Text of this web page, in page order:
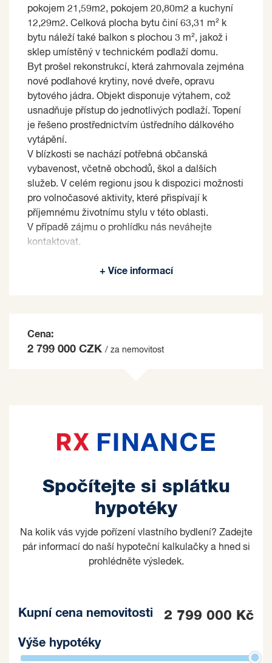
pokojem 21,59m2, pokojem 20,80m2 a kuchyní
12,29m2. Celková plocha bytu činí 63,31 m² k
bytu náleží také balkon s plochou 3 m², jakož i
sklep umístěný v technickém podlaží domu.
Byt prošel rekonstrukcí, která zahrnovala zejména
nové podlahové krytiny, nové dveře, opravu
bytového jádra. Objekt disponuje výtahem, což
usnadňuje přístup do jednotlivých podlaží. Topení
je řešeno prostřednictvím ústředního dálkového
vytápění.
V blízkosti se nachází potřebná občanská
vybavenost, včetně obchodů, škol a dalších
služeb. V celém regionu jsou k dispozici možnosti
pro volnočasové aktivity, které přispívají k
příjemnému životnímu stylu v této oblasti.
V případě zájmu o prohlídku nás neváhejte
kontaktovat.
na základě jím zvolených kritérií.
+ Více informací
Cena:
2 799 000 CZK / za nemovitost
Spočítejte si splátku
hypotéky
Na kolik vás vyjde pořízení vlastního bydlení? Zadejte
pár informací do naší hypoteční kalkulačky a hned si
prohlédněte výsledek.
Kupní cena nemovitosti 2 799 000 Kč
Výše hypotéky